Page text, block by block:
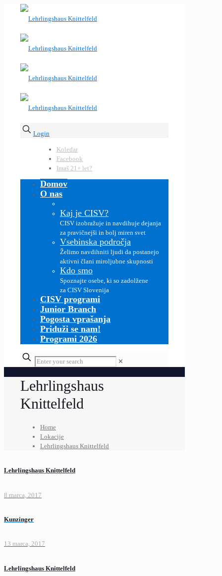
Login
Koledar
Facebook
Imaš 21+ let?
Domov
O nas
Kaj je CISV?
CISV izobražuje in navdihuje dejanja
za pravičnejši in bolj miren svet
Vsebinska področja
Želimo navdihniti ljudi da postanejo
aktivni člani miroljubne skupnosti
Kdo smo
Spoznajte osebe, ki so zadolžene
za CISV Slovenija
CISV programi
Junior Branch
Pogosta vprašanja
Priduži se nam!
Programi 2026
✕
Lehrlingshaus
Knittelfeld
Home
Lokacije
Lehrlingshaus Knittelfeld
Lehrlingshaus Knittelfeld
8 marca, 2017
Kunzinger
13 marca, 2017
Lehrlingshaus Knittelfeld